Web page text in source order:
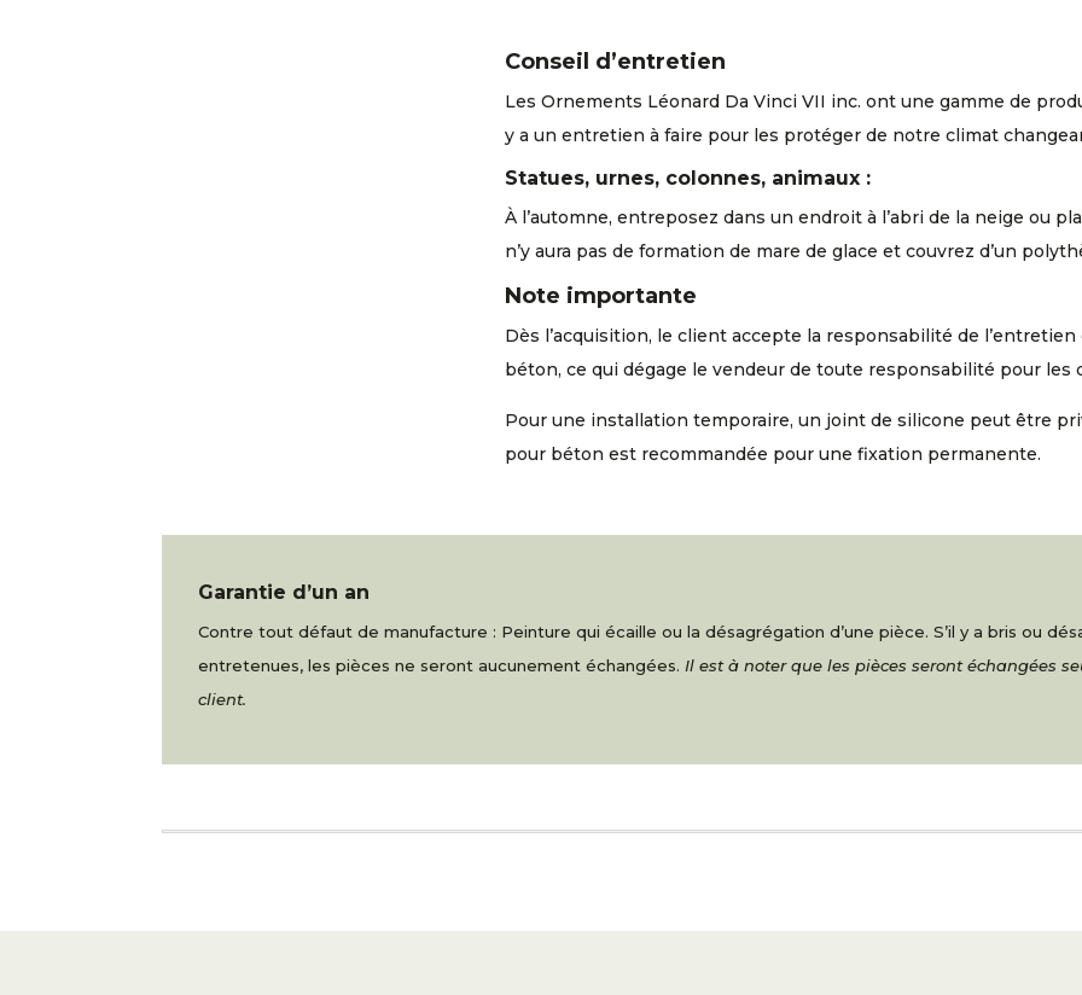
Conseil d’entretien
Les Ornements Léonard Da Vinci VII inc. ont une gamme de
y a un entretien à faire pour les protéger de notre climat
Statues, urnes, colonnes, animaux :
À l’automne, entreposez dans un endroit à l’abri de la neige ou
n’y aura pas de formation de mare de glace et couvrez d’un
Note importante
Dès l’acquisition, le client accepte la responsabilité de
béton, ce qui dégage le vendeur de toute responsabilité pour les
Pour une installation temporaire, un joint de silicone peut être
pour béton est recommandée pour une fixation permanente.
Garantie d’un an
Contre tout défaut de manufacture : Peinture qui écaille ou la désagrégation d’une pièce. S’il y a bris ou
entretenues, les pièces ne seront aucunement échangées.Il est à noter que les pièces seront échangées
client.